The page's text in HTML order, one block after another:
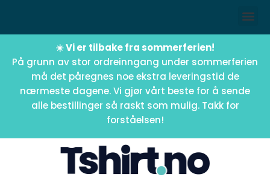
☀️ Vi er tilbake fra sommerferien!
På grunn av stor ordreinngang under sommerferien
må det påregnes noe ekstra leveringstid de
nærmeste dagene. Vi gjør vårt beste for å sende
alle bestillinger så raskt som mulig. Takk for
forståelsen!